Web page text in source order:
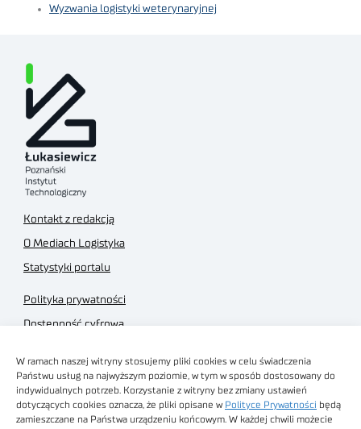
W ramach naszej witryny stosujemy pliki cookies w celu świadczenia
Państwu usług na najwyższym poziomie, w tym w sposób dostosowany do
indywidualnych potrzeb. Korzystanie z witryny bez zmiany ustawień
dotyczących cookies oznacza, że pliki opisane w Polityce Prywatności będą
zamieszczane na Państwa urządzeniu końcowym. W każdej chwili możecie
Wyzwania logistyki weterynaryjnej
Kontakt z redakcją
O Mediach Logistyka
Statystyki portalu
Polityka prywatności
Dostępność cyfrowa
Regulamin sklepu